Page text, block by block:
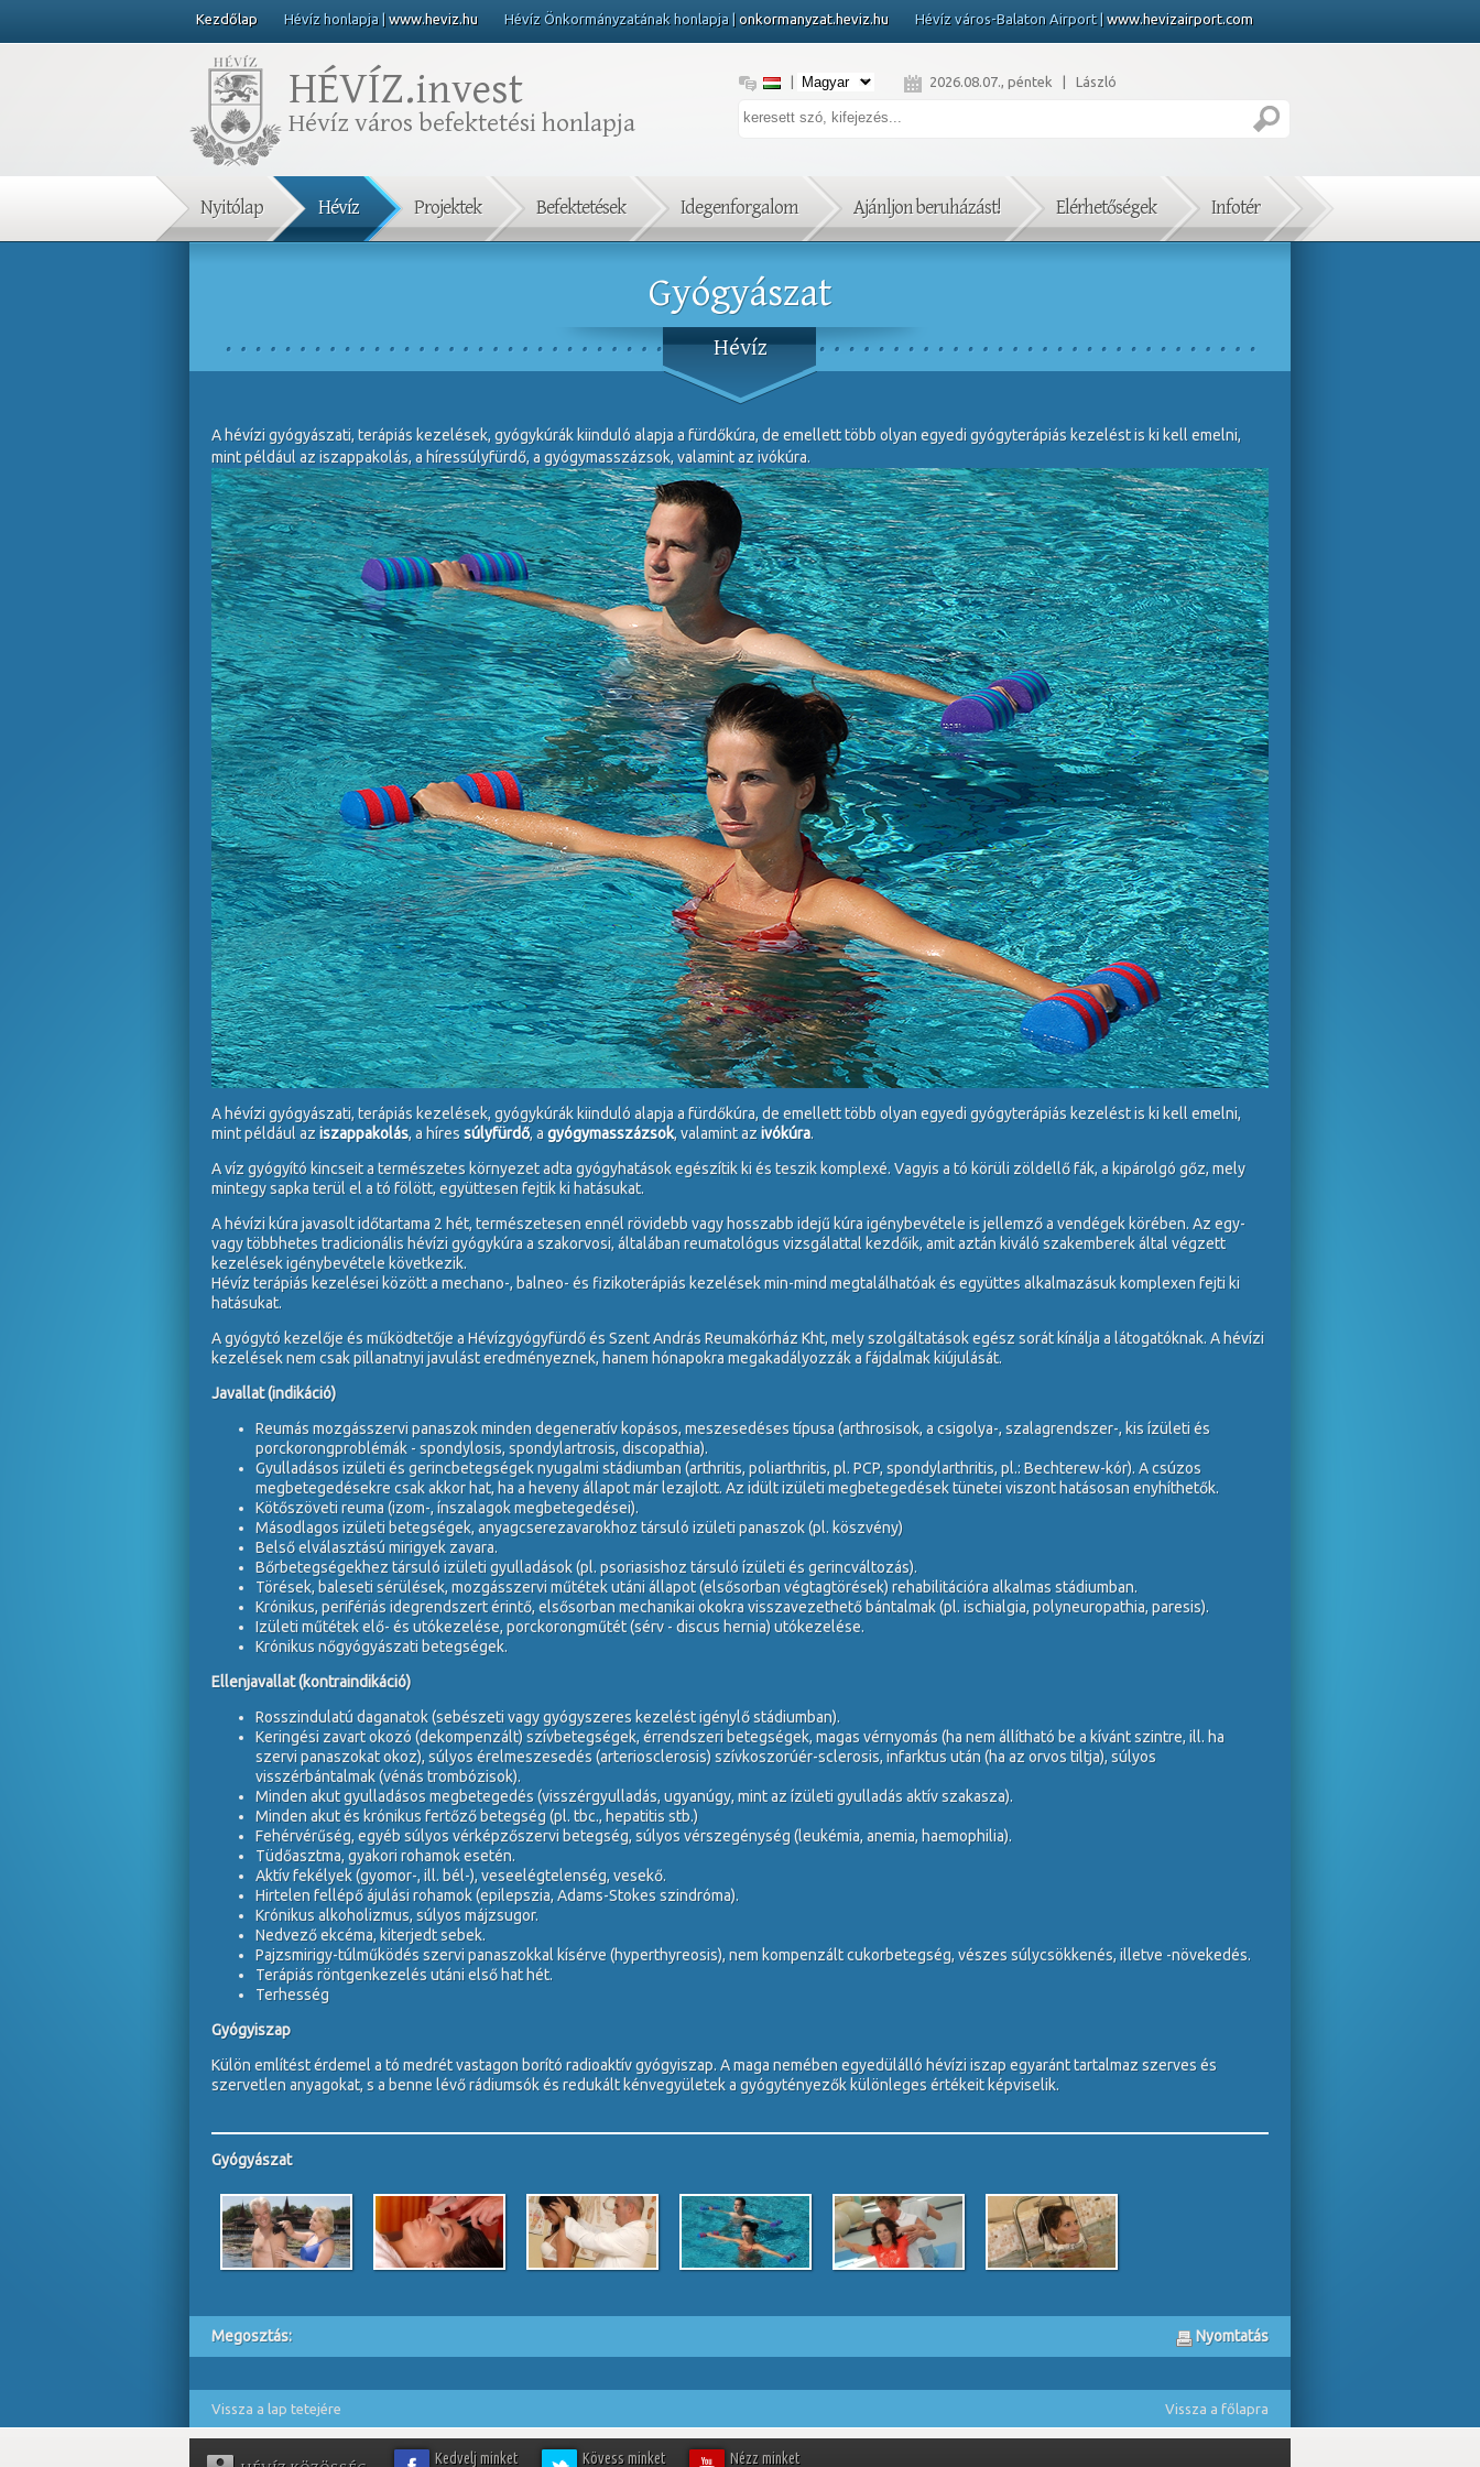
2026.08.07., péntek | László
Kezdőlap Hévíz honlapja | www.heviz.hu Hévíz Önkormányzatának honlapja | onkormanyzat.heviz.hu Hévíz város-Balaton Airport | www.hevizairport.com
HÉVÍZ.invest
Hévíz város befektetési honlapja
Nyitólap Hévíz Projektek Befektetések Idegenforgalom Ajánljon beruházást! Elérhetőségek Infotér
Gyógyászat
Hévíz
A hévízi gyógyászati, terápiás kezelések, gyógykúrák kiinduló alapja a fürdőkúra, de emellett több olyan egyedi gyógyterápiás kezelést is ki kell emelni,
mint például az iszappakolás, a híressúlyfürdő, a gyógymasszázsok, valamint az ivókúra.
A hévízi gyógyászati, terápiás kezelések, gyógykúrák kiinduló alapja a fürdőkúra, de emellett több olyan egyedi gyógyterápiás kezelést is ki kell emelni,
mint például aziszappakolás, a híressúlyfürdő, agyógymasszázsok, valamint azivókúra.
A víz gyógyító kincseit a természetes környezet adta gyógyhatások egészítik ki és teszik komplexé. Vagyis a tó körüli zöldellő fák, a kipárolgó gőz, mely
mintegy sapka terül el a tó fölött, együttesen fejtik ki hatásukat.
A hévízi kúra javasolt időtartama 2 hét, természetesen ennél rövidebb vagy hosszabb idejű kúra igénybevétele is jellemző a vendégek körében. Az egy-
vagy többhetes tradicionális hévízi gyógykúra a szakorvosi, általában reumatológus vizsgálattal kezdőik, amit aztán kiváló szakemberek által végzett
kezelések igénybevétele következik.
Hévíz terápiás kezelései között a mechano-, balneo- és fizikoterápiás kezelések min-mind megtalálhatóak és együttes alkalmazásuk komplexen fejti ki
hatásukat.
A gyógytó kezelője és működtetője a Hévízgyógyfürdő és Szent András Reumakórház Kht, mely szolgáltatások egész sorát kínálja a látogatóknak. A hévízi
kezelések nem csak pillanatnyi javulást eredményeznek, hanem hónapokra megakadályozzák a fájdalmak kiújulását.
Javallat (indikáció)
Reumás mozgásszervi panaszok minden degeneratív kopásos, meszesedéses típusa (arthrosisok, a csigolya-, szalagrendszer-, kis ízületi és
porckorongproblémák - spondylosis, spondylartrosis, discopathia).
Gyulladásos izületi és gerincbetegségek nyugalmi stádiumban (arthritis, poliarthritis, pl. PCP, spondylarthritis, pl.: Bechterew-kór). A csúzos
megbetegedésekre csak akkor hat, ha a heveny állapot már lezajlott. Az idült izületi megbetegedések tünetei viszont hatásosan enyhíthetők.
Kötőszöveti reuma (izom-, ínszalagok megbetegedései).
Másodlagos izületi betegségek, anyagcserezavarokhoz társuló izületi panaszok (pl. köszvény)
Belső elválasztású mirigyek zavara.
Bőrbetegségekhez társuló izületi gyulladások (pl. psoriasishoz társuló ízületi és gerincváltozás).
Törések, baleseti sérülések, mozgásszervi műtétek utáni állapot (elsősorban végtagtörések) rehabilitációra alkalmas stádiumban.
Krónikus, perifériás idegrendszert érintő, elsősorban mechanikai okokra visszavezethető bántalmak (pl. ischialgia, polyneuropathia, paresis).
Izületi műtétek elő- és utókezelése, porckorongműtét (sérv - discus hernia) utókezelése.
Krónikus nőgyógyászati betegségek.
Ellenjavallat (kontraindikáció)
Rosszindulatú daganatok (sebészeti vagy gyógyszeres kezelést igénylő stádiumban).
Keringési zavart okozó (dekompenzált) szívbetegségek, érrendszeri betegségek, magas vérnyomás (ha nem állítható be a kívánt szintre, ill. ha
szervi panaszokat okoz), súlyos érelmeszesedés (arteriosclerosis) szívkoszorúér-sclerosis, infarktus után (ha az orvos tiltja), súlyos
visszérbántalmak (vénás trombózisok).
Minden akut gyulladásos megbetegedés (visszérgyulladás, ugyanúgy, mint az ízületi gyulladás aktív szakasza).
Minden akut és krónikus fertőző betegség (pl. tbc., hepatitis stb.)
Fehérvérűség, egyéb súlyos vérképzőszervi betegség, súlyos vérszegénység (leukémia, anemia, haemophilia).
Tüdőasztma, gyakori rohamok esetén.
Aktív fekélyek (gyomor-, ill. bél-), veseelégtelenség, vesekő.
Hirtelen fellépő ájulási rohamok (epilepszia, Adams-Stokes szindróma).
Krónikus alkoholizmus, súlyos májzsugor.
Nedvező ekcéma, kiterjedt sebek.
Pajzsmirigy-túlműködés szervi panaszokkal kísérve (hyperthyreosis), nem kompenzált cukorbetegség, vészes súlycsökkenés, illetve -növekedés.
Terápiás röntgenkezelés utáni első hat hét.
Terhesség
Gyógyiszap
Külön említést érdemel a tó medrét vastagon borító radioaktív gyógyiszap. A maga nemében egyedülálló hévízi iszap egyaránt tartalmaz szerves és
szervetlen anyagokat, s a benne lévő rádiumsók és redukált kénvegyületek a gyógytényezők különleges értékeit képviselik.
Gyógyászat
Megosztás: Nyomtatás
Vissza a lap tetejére Vissza a főlapra
Kedvelj minket Kövess minket Nézz minket